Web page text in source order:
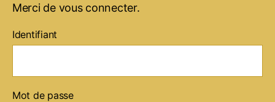
Merci de vous connecter.
Identifiant
Mot de passe